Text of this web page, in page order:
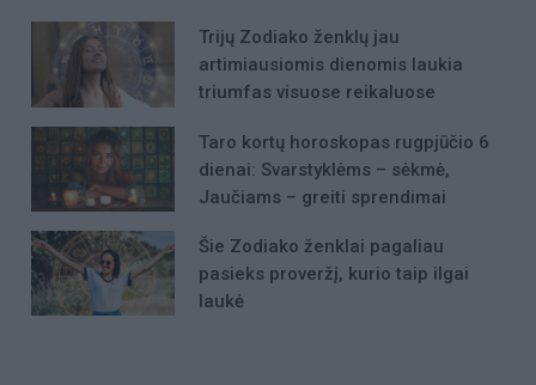
Trijų Zodiako ženklų jau
artimiausiomis dienomis laukia
triumfas visuose reikaluose
Taro kortų horoskopas rugpjūčio 6
dienai: Svarstyklėms – sėkmė,
Jaučiams – greiti sprendimai
Šie Zodiako ženklai pagaliau
pasieks proveržį, kurio taip ilgai
laukė